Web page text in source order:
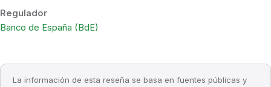
Regulador
Banco de España (BdE)
La información de esta reseña se basa en fuentes públicas y